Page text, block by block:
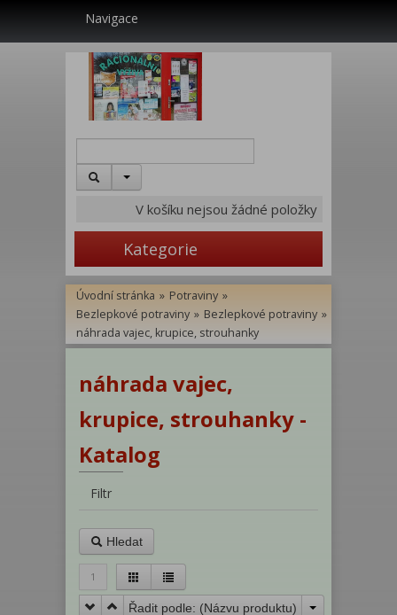
Navigace
V košíku nejsou žádné položky
Kategorie
Úvodní stránka » Potraviny »
Bezlepkové potraviny » Bezlepkové potraviny »
náhrada vajec, krupice, strouhanky
náhrada vajec,
krupice, strouhanky -
Katalog
Filtr
Hledat
1
Řadit podle: (Názvu produktu)